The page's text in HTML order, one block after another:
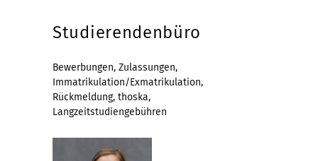
Studierendenbüro
Bewerbungen, Zulassungen,
Immatrikulation/Exmatrikulation,
Rückmeldung, thoska,
Langzeitstudiengebühren